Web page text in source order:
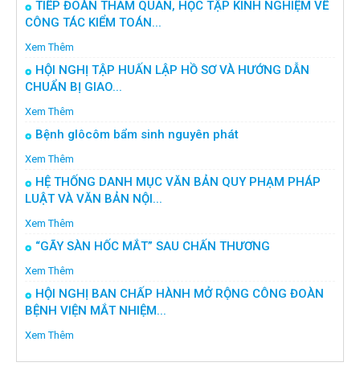
TIẾP ĐOÀN THAM QUAN, HỌC TẬP KINH NGHIỆM VỀ
CÔNG TÁC KIỂM TOÁN...
Xem Thêm
HỘI NGHỊ TẬP HUẤN LẬP HỒ SƠ VÀ HƯỚNG DẪN
CHUẨN BỊ GIAO...
Xem Thêm
Bệnh glôcôm bẩm sinh nguyên phát
Xem Thêm
HỆ THỐNG DANH MỤC VĂN BẢN QUY PHẠM PHÁP
LUẬT VÀ VĂN BẢN NỘI...
Xem Thêm
“GÃY SÀN HỐC MẮT” SAU CHẤN THƯƠNG
Xem Thêm
HỘI NGHỊ BAN CHẤP HÀNH MỞ RỘNG CÔNG ĐOÀN
BỆNH VIỆN MẮT NHIỆM...
Xem Thêm